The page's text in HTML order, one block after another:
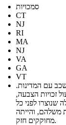
סמכויות
CT
NJ
RI
MA
NJ
VA
GA
VT
עם המדינות.
זכויות הצבעה,
שנוצרו לפני כל
משלהם, והייתה
מחוקקים חזק.